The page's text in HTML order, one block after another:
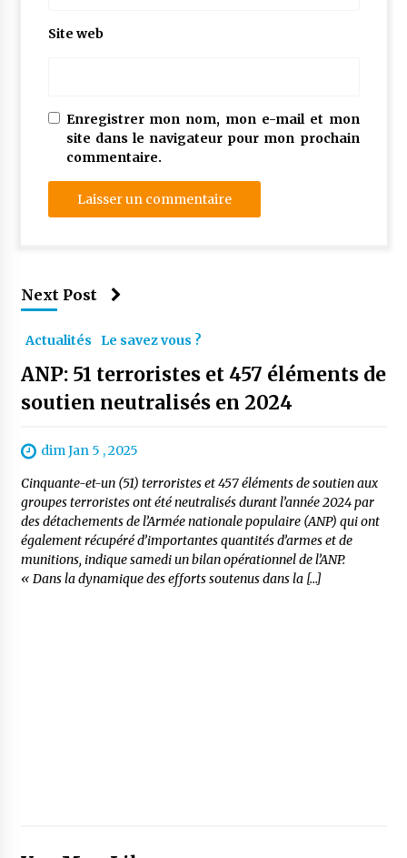
Site web
Enregistrer mon nom, mon e-mail et mon
site dans le navigateur pour mon prochain
commentaire.
Next Post
Actualités Le savez vous ?
ANP: 51 terroristes et 457 éléments de
soutien neutralisés en 2024
dim Jan 5 , 2025
Cinquante-et-un (51) terroristes et 457 éléments de soutien aux
groupes terroristes ont été neutralisés durant l’année 2024 par
des détachements de l’Armée nationale populaire (ANP) qui ont
également récupéré d’importantes quantités d’armes et de
munitions, indique samedi un bilan opérationnel de l’ANP.
« Dans la dynamique des efforts soutenus dans la […]